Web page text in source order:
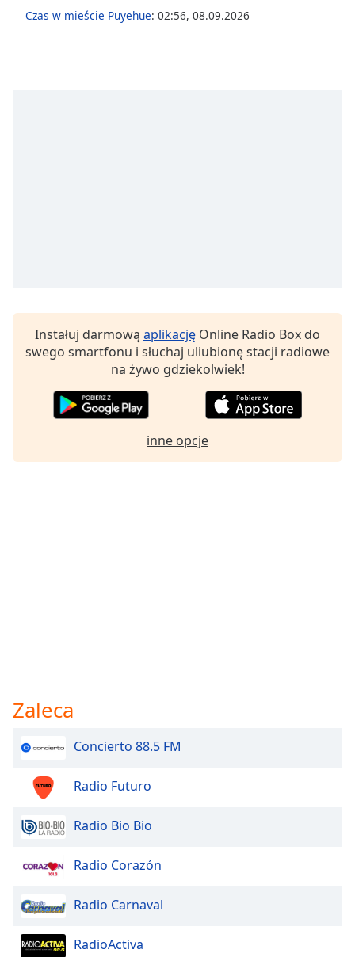
Czas w mieście Puyehue: 02:56, 08.09.2026
Instałuj darmową aplikację Online Radio Box do
swego smartfonu i słuchaj uliubionę stacji radiowe
na żywo gdziekolwiek!
inne opcje
Zaleca
Concierto 88.5 FM
Radio Futuro
Radio Bio Bio
Radio Corazón
Radio Carnaval
RadioActiva